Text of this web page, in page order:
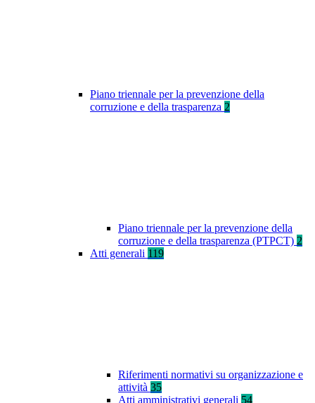
Piano triennale per la prevenzione della
corruzione e della trasparenza 2
Piano triennale per la prevenzione della
corruzione e della trasparenza (PTPCT) 2
Atti generali 119
Riferimenti normativi su organizzazione e
attività 35
Atti amministrativi generali 54